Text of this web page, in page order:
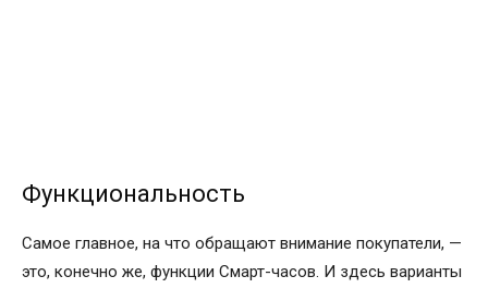
Функциональность
Самое главное, на что обращают внимание покупатели, —
это, конечно же, функции Смарт-часов. И здесь варианты